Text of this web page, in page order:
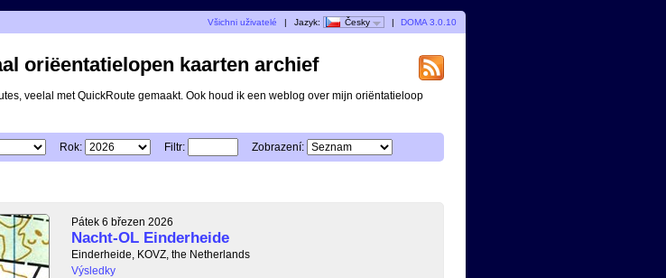
Všichni uživatelé | Jazyk: Česky | DOMA 3.0.10
oriëentatielopen kaarten archief
veelal met QuickRoute gemaakt. Ook houd ik een weblog over mijn oriëntatieloop
Rok: Filtr: Zobrazení:
Pátek 6 březen 2026
Nacht-OL Einderheide
Einderheide, KOVZ, the Netherlands
Výsledky